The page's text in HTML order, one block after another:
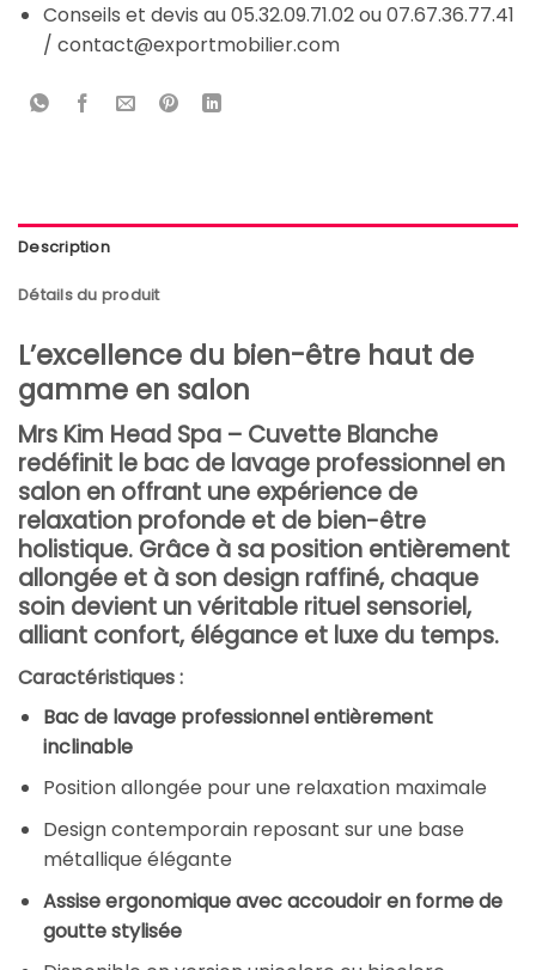
Conseils et devis au 05.32.09.71.02 ou 07.67.36.77.41
/ contact@exportmobilier.com
Description
Détails du produit
L’excellence du bien-être haut de
gamme en salon
Mrs Kim Head Spa – Cuvette Blanche
redéfinit le bac de lavage professionnel en
salon en offrant une expérience de
relaxation profonde et de bien-être
holistique. Grâce à sa position entièrement
allongée et à son design raffiné, chaque
soin devient un véritable rituel sensoriel,
alliant confort, élégance et luxe du temps.
Caractéristiques :
Bac de lavage professionnel entièrement
inclinable
Position allongée pour une relaxation maximale
Design contemporain reposant sur une base
métallique élégante
Assise ergonomique avec accoudoir en forme de
goutte stylisée